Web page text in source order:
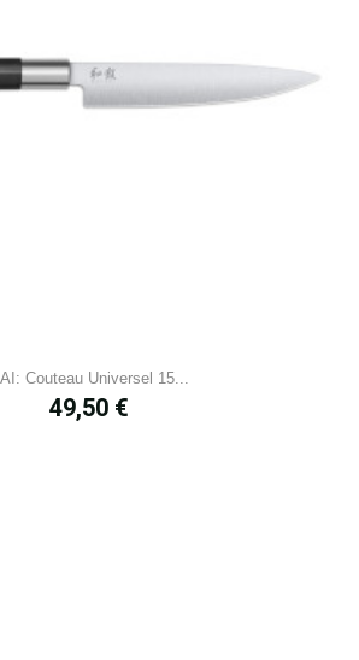
Couteau Universel 15...
Prix
49,50 €